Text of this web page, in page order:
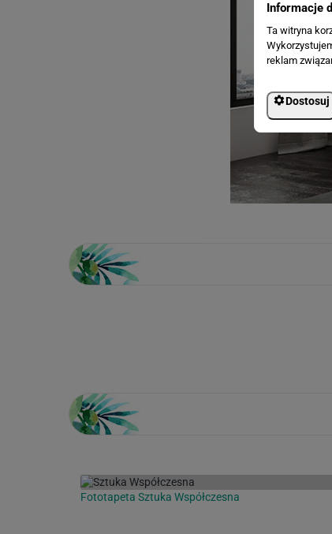
Fototapeta Sztuka Współczesna
Informacje
Ta witryna
reklam
Dostosuj